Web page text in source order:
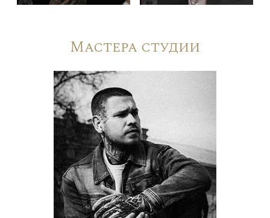
Мастера студии